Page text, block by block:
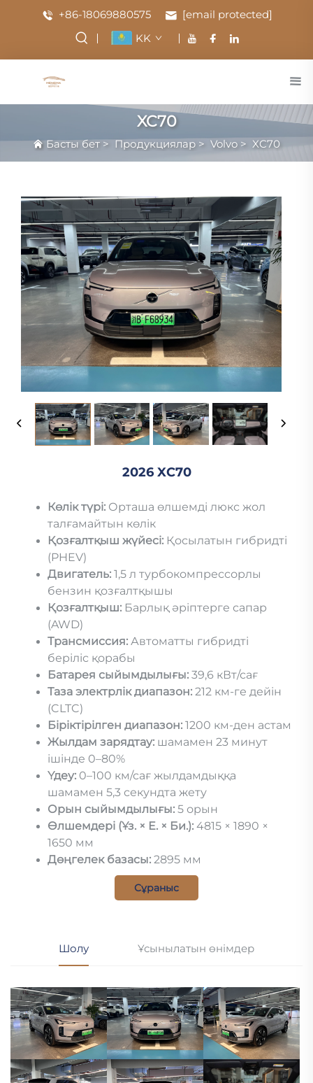
+86-18069880575
[email protected]
KK
XC70
Басты бет > Продукциялар > Volvo > XC70
2026 XC70
Көлік түрі: Орташа өлшемді люкс жол
талғамайтын көлік
Қозғалтқыш жүйесі: Қосылатын гибридті
(PHEV)
Двигатель: 1,5 л турбокомпрессорлы
бензин қозғалтқышы
Қозғалтқыш: Барлық әріптерге сапар
(AWD)
Трансмиссия: Автоматты гибридті
беріліс қорабы
Батарея сыйымдылығы: 39,6 кВт/сағ
Таза электрлік диапазон: 212 км-ге дейін
(CLTC)
Біріктірілген диапазон: 1200 км-ден астам
Жылдам зарядтау: шамамен 23 минут
ішінде 0–80%
Үдеу: 0–100 км/сағ жылдамдыққа
шамамен 5,3 секундта жету
Орын сыйымдылығы: 5 орын
Өлшемдері (Ұз. × Е. × Би.): 4815 × 1890 ×
1650 мм
Дөңгелек базасы: 2895 мм
Сұраныс
Шолу Ұсынылатын өнімдер